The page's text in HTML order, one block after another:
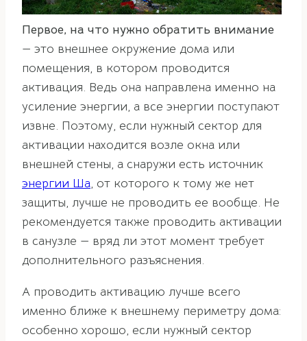
Первое, на что нужно обратить внимание
— это внешнее окружение дома или
помещения, в котором проводится
активация. Ведь она направлена именно на
усиление энергии, а все энергии поступают
извне. Поэтому, если нужный сектор для
активации находится возле окна или
внешней стены, а снаружи есть источник
энергии Ша, от которого к тому же нет
защиты, лучше не проводить ее вообще. Не
рекомендуется также проводить активации
в санузле — вряд ли этот момент требует
дополнительного разъяснения.
А проводить активацию лучше всего
именно ближе к внешнему периметру дома:
особенно хорошо, если нужный сектор